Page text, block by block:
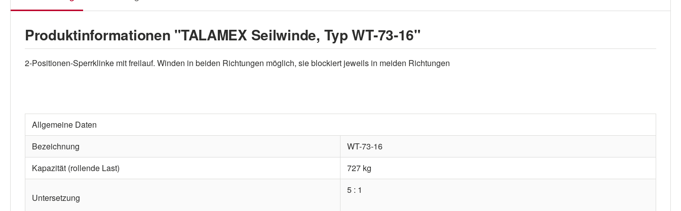
Produktinformationen "TALAMEX Seilwinde, Typ WT-73-16"
2-Positionen-Sperrklinke mit freilauf. Winden in beiden Richtungen möglich, sie blockiert jeweils in meiden Richtungen
Allgemeine Daten
Bezeichnung
WT-73-16
Kapazität (rollende Last)
727 kg
Untersetzung
5 : 1